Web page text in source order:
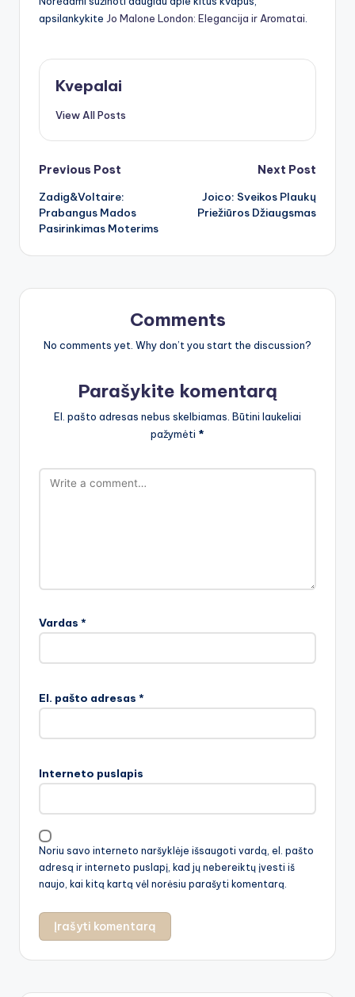
apsilankykite Jo Malone London: Elegancija ir Aromatai
Kvepalai
View All Posts
Post
navigation
Previous Post
Zadig&Voltaire:
Prabangus Mados
Pasirinkimas Moterims
Next Post
Joico: Sveikos Plaukų
Priežiūros Džiaugsmas
Comments
No comments yet. Why don’t you start the discussion?
Parašykite komentarą
El. pašto adresas nebus skelbiamas. Būtini laukeliai
pažymėti *
Vardas *
El. pašto adresas *
Interneto puslapis
Noriu savo interneto naršyklėje išsaugoti vardą, el. pašto
adresą ir interneto puslapį, kad jų nebereiktų įvesti iš
naujo, kai kitą kartą vėl norėsiu parašyti komentarą.